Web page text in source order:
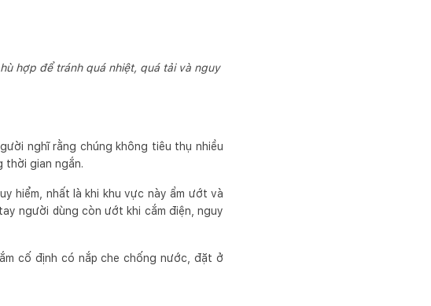
hợp để tránh quá nhiệt, quá tải và nguy
nghĩ rằng chúng không tiêu thụ nhiều
thời gian ngắn.
hiểm, nhất là khi khu vực này ẩm ướt và
người dùng còn ướt khi cắm điện, nguy
cố định có nắp che chống nước, đặt ở